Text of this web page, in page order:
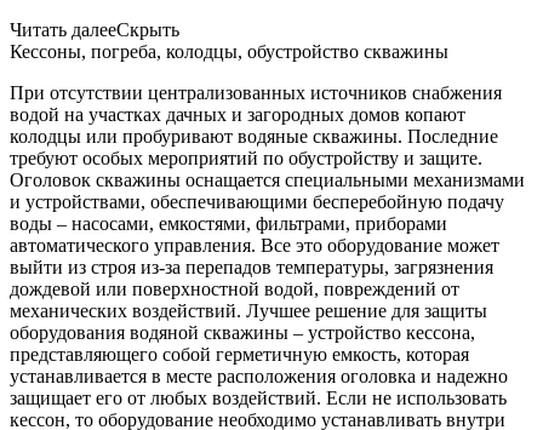
Читать далееСкрыть
Кессоны, погреба, колодцы, обустройство скважины
При отсутствии централизованных источников снабжения
водой на участках дачных и загородных домов копают
колодцы или пробуривают водяные скважины. Последние
требуют особых мероприятий по обустройству и защите.
Оголовок скважины оснащается специальными механизмами
и устройствами, обеспечивающими бесперебойную подачу
воды – насосами, емкостями, фильтрами, приборами
автоматического управления. Все это оборудование может
выйти из строя из-за перепадов температуры, загрязнения
дождевой или поверхностной водой, повреждений от
механических воздействий. Лучшее решение для защиты
оборудования водяной скважины – устройство кессона,
представляющего собой герметичную емкость, которая
устанавливается в месте расположения оголовка и надежно
защищает его от любых воздействий. Если не использовать
кессон, то оборудование необходимо устанавливать внутри